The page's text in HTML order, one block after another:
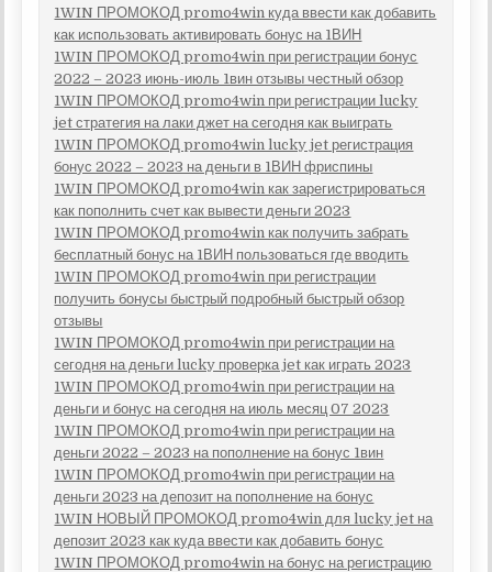
1WIN ПРОМОКОД promo4win куда ввести как добавить
как использовать активировать бонус на 1ВИН
1WIN ПРОМОКОД promo4win при регистрации бонус
2022 – 2023 июнь-июль 1вин отзывы честный обзор
1WIN ПРОМОКОД promo4win при регистрации lucky
jet стратегия на лаки джет на сегодня как выиграть
1WIN ПРОМОКОД promo4win lucky jet регистрация
бонус 2022 – 2023 на деньги в 1ВИН фриспины
1WIN ПРОМОКОД promo4win как зарегистрироваться
как пополнить счет как вывести деньги 2023
1WIN ПРОМОКОД promo4win как получить забрать
бесплатный бонус на 1ВИН пользоваться где вводить
1WIN ПРОМОКОД promo4win при регистрации
получить бонусы быстрый подробный быстрый обзор
отзывы
1WIN ПРОМОКОД promo4win при регистрации на
сегодня на деньги lucky проверка jet как играть 2023
1WIN ПРОМОКОД promo4win при регистрации на
деньги и бонус на сегодня на июль месяц 07 2023
1WIN ПРОМОКОД promo4win при регистрации на
деньги 2022 – 2023 на пополнение на бонус 1вин
1WIN ПРОМОКОД promo4win при регистрации на
деньги 2023 на депозит на пополнение на бонус
1WIN НОВЫЙ ПРОМОКОД promo4win для lucky jet на
депозит 2023 как куда ввести как добавить бонус
1WIN ПРОМОКОД promo4win на бонус на регистрацию